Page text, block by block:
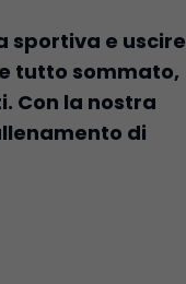
sportiva e uscire
tutto sommato,
Con la nostra
di